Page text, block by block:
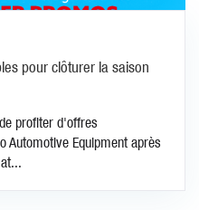
pour clôturer la saison
profiter d'offres
Automotive Equipment après